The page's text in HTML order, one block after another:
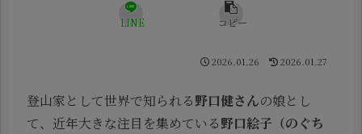
LINE コピー
2026.01.26 2026.01.27
登山家として世界で知られる野口健さんの娘とし
て、近年大きな注目を集めている野口絵子（のぐち